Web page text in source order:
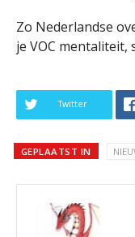
Zo Nederlandse
je VOC mentaliteit,
Twitter
GEPLAATST IN